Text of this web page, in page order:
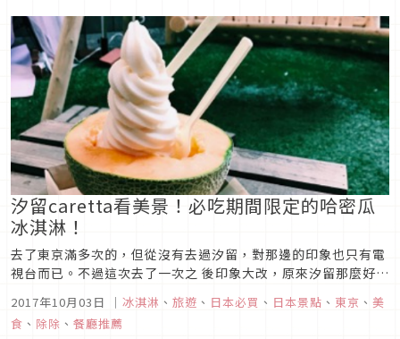
汐留caretta看美景！必吃期間限定的哈密瓜
冰淇淋！
去了東京滿多次的，但從沒有去過汐留，對那邊的印象也只有電
視台而已。不過這次去了一次之 後印象大改，原來汐留那麼好
玩！從車站出來後，馬上被林立的大樓包圍。漫步在連接高樓與
高樓的天橋，看著倒映在大樓窗戶上 的雲，來去的電車，疾走而
過的上班族們，比起新宿、銀座，這裡好像最符合我想像中的東
2017年10月03日 ｜ 冰淇淋 、 旅遊 、 日本必買 、 日本景點 、 東京 、 美
食 、 除除 、 餐廳推薦